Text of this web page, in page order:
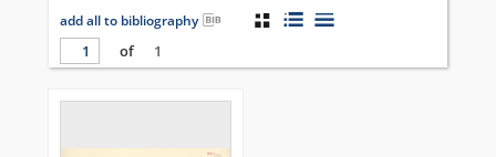
add all to bibliography
of
1